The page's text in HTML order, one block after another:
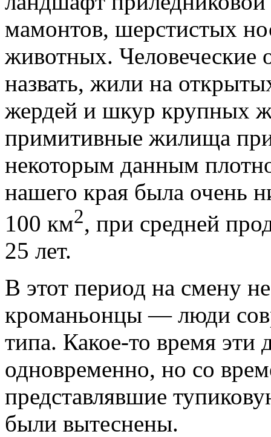
мамонтов, шерстистых
животных.
назвать, жили на
жердей и шкур крупных
примитивные жилища
некоторым данным
нашего края была очень
100 км2, при средней
25 лет.
В этот период на смену
кроманьонцы — люди
типа. Какое-то время эти
одновременно, но со
представлявшие
были вытеснены.